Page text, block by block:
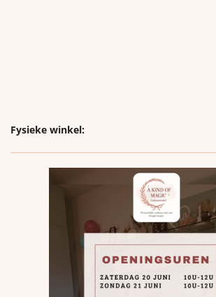
Fysieke winkel: